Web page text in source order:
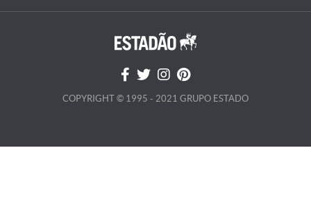
COPYRIGHT © 1995 - 2021 GRUPO ESTADO